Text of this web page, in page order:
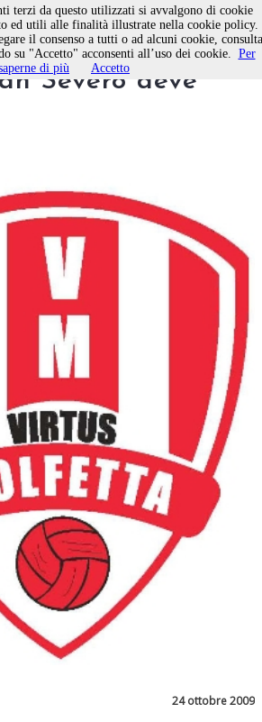
Virtus Molfetta
Severo deve
24 ottobre 2009
terzi da questo utilizzati si avvalgono di cookie
ed utili alle finalità illustrate nella cookie policy.
il consenso a tutti o ad alcuni cookie, consulta
su "Accetto" acconsenti all’uso dei cookie. Per
di più
Accetto